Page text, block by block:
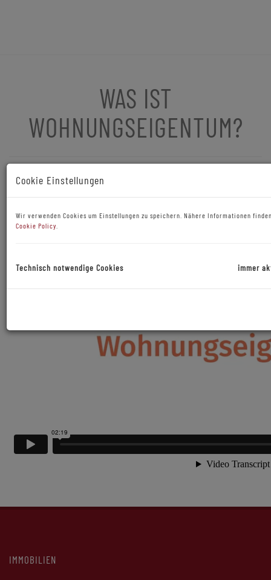
WAS IST
WOHNUNGSEIGENTUM?
IMMOBILIEN
Cookie Einstellungen
Wir verwenden Cookies um Einstellungen zu speichern. Nähere Informationen
Cookie Policy
Technisch notwendige Cookies immer